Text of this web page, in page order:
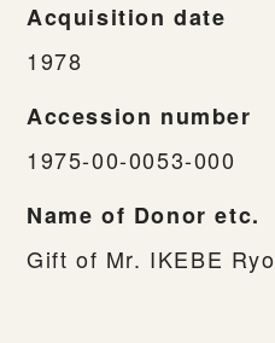
Acquisition date
1978
Accession number
1975-00-0053-000
Name of Donor etc.
Gift of Mr. IKEBE Ryo